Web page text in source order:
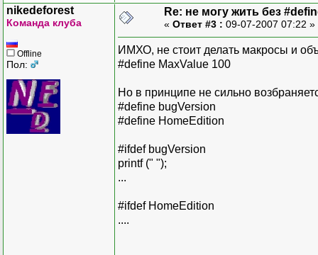
nikedeforest
Команда клуба
Offline
Пол:
Re: не могу жить без
« Ответ #3 : 09-07-2007 07:22 »
ИМХО, не стоит делать макросы и
#define MaxValue 100
Но в принципе не сильно
#define bugVersion
#define HomeEdition
#ifdef bugVersion
printf (" ");
...
#ifdef HomeEdition
....